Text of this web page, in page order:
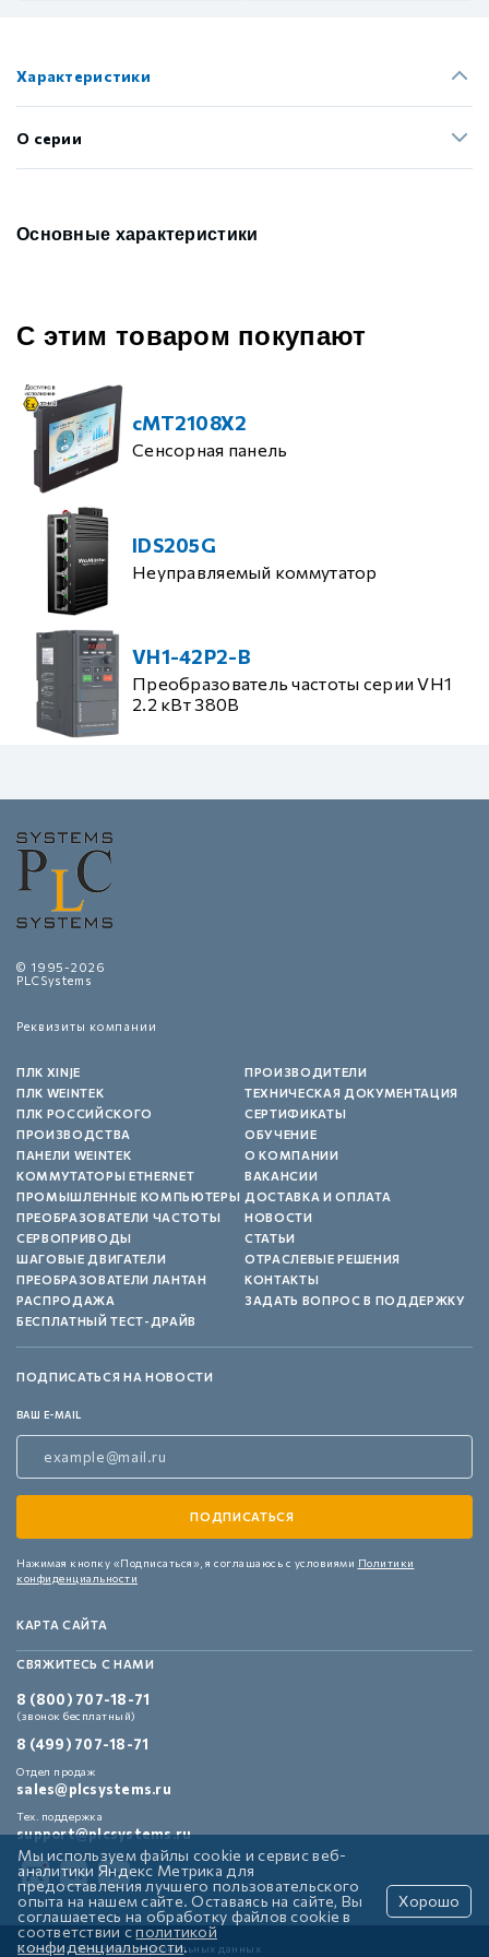
Характеристики
О серии
Основные характеристики
С этим товаром покупают
cMT2108X2
Сенсорная панель
IDS205G
Неуправляемый коммутатор
VH1-42P2-B
Преобразователь частоты серии VH1
2.2 кВт 380В
© 1995-2026
PLCSystems
Реквизиты компании
ПЛК XINJE
ПЛК WEINTEK
ПЛК РОССИЙСКОГО
ПРОИЗВОДСТВА
ПАНЕЛИ WEINTEK
КОММУТАТОРЫ ETHERNET
ПРОМЫШЛЕННЫЕ КОМПЬЮТЕРЫ
ПРЕОБРАЗОВАТЕЛИ ЧАСТОТЫ
СЕРВОПРИВОДЫ
ШАГОВЫЕ ДВИГАТЕЛИ
ПРЕОБРАЗОВАТЕЛИ ЛАНТАН
РАСПРОДАЖА
БЕСПЛАТНЫЙ ТЕСТ-ДРАЙВ
ПРОИЗВОДИТЕЛИ
ТЕХНИЧЕСКАЯ ДОКУМЕНТАЦИЯ
СЕРТИФИКАТЫ
ОБУЧЕНИЕ
О КОМПАНИИ
ВАКАНСИИ
ДОСТАВКА И ОПЛАТА
НОВОСТИ
СТАТЬИ
ОТРАСЛЕВЫЕ РЕШЕНИЯ
КОНТАКТЫ
ЗАДАТЬ ВОПРОС В ПОДДЕРЖКУ
ПОДПИСАТЬСЯ НА НОВОСТИ
ВАШ E-MAIL
Нажимая кнопку «Подписаться», я соглашаюсь с условиями Политики
конфиденциальности
КАРТА САЙТА
СВЯЖИТЕСЬ С НАМИ
8 (800) 707-18-71
(звонок бесплатный)
8 (499) 707-18-71
Отдел продаж
sales@plcsystems.ru
Тех. поддержка
support@plcsystems.ru
Политика обработки персональных данных
Мы используем файлы cookie и сервис веб-
аналитики Яндекс Метрика для
предоставления лучшего пользовательского
опыта на нашем сайте. Оставаясь на сайте, Вы
соглашаетесь на обработку файлов cookie в
соответствии сполитикой
конфиденциальности.
Хорошо